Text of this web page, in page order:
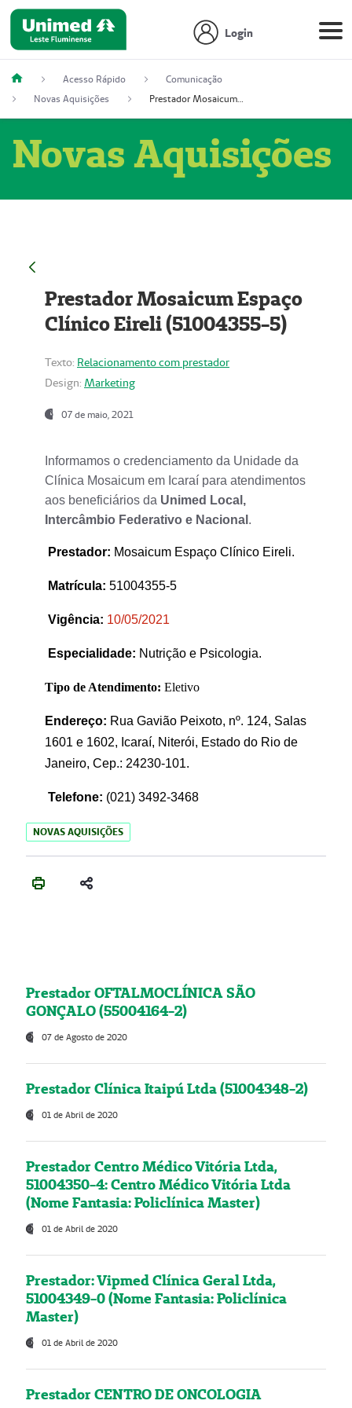
Login
Acesso Rápido
Comunicação
Novas Aquisições
Prestador Mosaicum Espaço Clínico Eireli (51004355-5)
Novas Aquisições
Prestador Mosaicum Espaço
Clínico Eireli (51004355-5)
Texto: Relacionamento com prestador
Design: Marketing
07 de maio, 2021
Informamos o credenciamento da Unidade da
Clínica Mosaicum em Icaraí para atendimentos
aos beneficiários da Unimed Local,
Intercâmbio Federativo e Nacional .
Prestador: Mosaicum Espaço Clínico Eireli.
Matrícula: 51004355-5
Vigência: 10/05/2021
Especialidade: Nutrição e Psicologia.
Tipo de Atendimento: Eletivo
Endereço: Rua Gavião Peixoto, nº. 124, Salas
1601 e 1602, Icaraí, Niterói, Estado do Rio de
Janeiro, Cep.: 24230-101.
Telefone: (021) 3492-3468
NOVAS AQUISIÇÕES
Prestador OFTALMOCLÍNICA SÃO
GONÇALO (55004164-2)
07 de Agosto de 2020
Prestador Clínica Itaipú Ltda (51004348-2)
01 de Abril de 2020
Prestador Centro Médico Vitória Ltda,
51004350-4: Centro Médico Vitória Ltda
(Nome Fantasia: Policlínica Master)
01 de Abril de 2020
Prestador: Vipmed Clínica Geral Ltda,
51004349-0 (Nome Fantasia: Policlínica
Master)
01 de Abril de 2020
Prestador CENTRO DE ONCOLOGIA